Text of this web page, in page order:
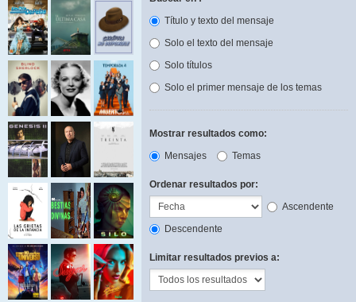
Título y texto del mensaje
Solo el texto del mensaje
Solo títulos
Solo el primer mensaje de los temas
Mostrar resultados como:
Mensajes
Temas
Ordenar resultados por:
Ascendente
Descendente
Limitar resultados previos a: